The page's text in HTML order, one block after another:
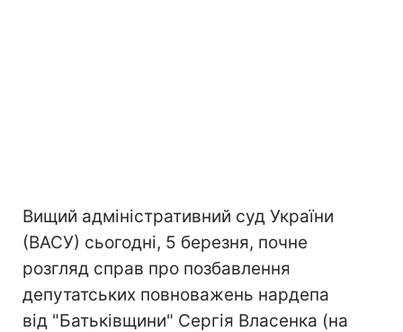
Вищий адміністративний суд України
(ВАСУ) сьогодні, 5 березня, почне
розгляд справ про позбавлення
депутатських повноважень нардепа
від "Батьківщини" Сергія Власенка (на